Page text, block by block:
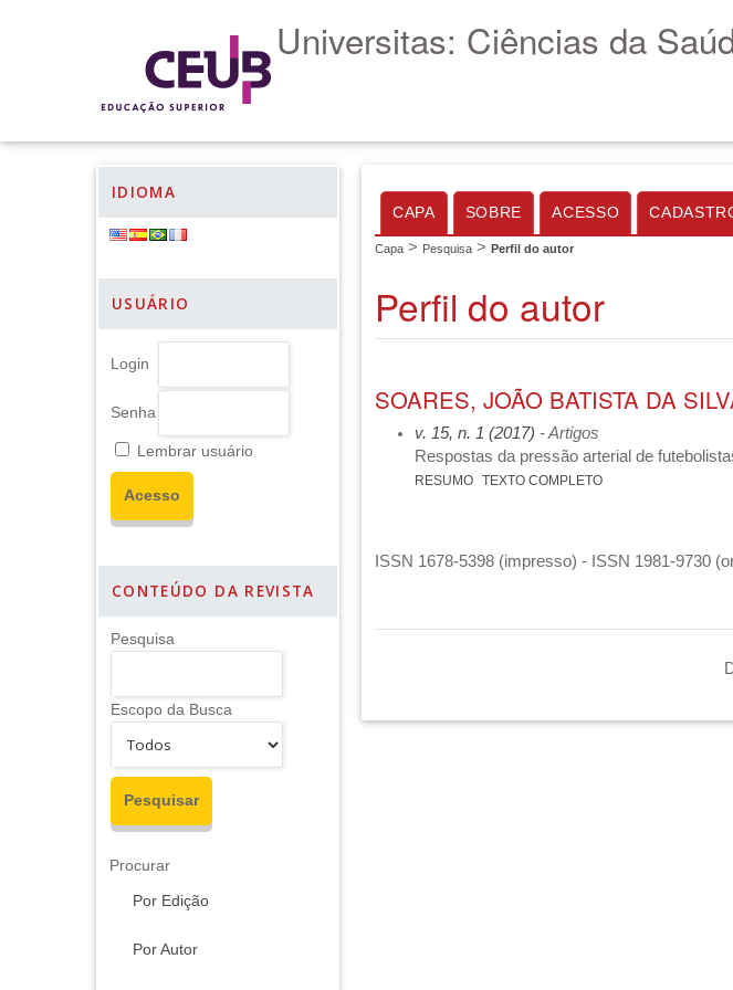
Universitas: Ciências da
IDIOMA
USUÁRIO
Login
Senha
Lembrar usuário
CONTEÚDO DA REVISTA
Pesquisa
Escopo da Busca
Procurar
Por Edição
Por Autor
CAPA SOBRE ACESSO
Capa > Pesquisa > Perfil do autor
Perfil do autor
SOARES, JOÃO BATISTA DA
v. 15, n. 1 (2017) - Artigos
Respostas da pressão arterial de
RESUMO TEXTO COMPLETO
ISSN 1678-5398 (impresso) - ISSN 1981-9730